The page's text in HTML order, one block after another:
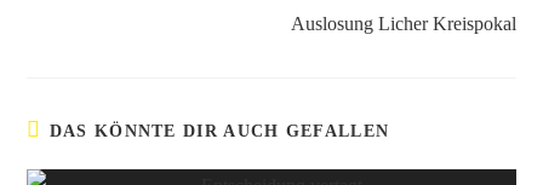
Auslosung Licher Kreispokal
DAS KÖNNTE DIR AUCH GEFALLEN